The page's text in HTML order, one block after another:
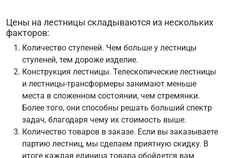
Цены на лестницы складываются из нескольких
факторов:
Количество ступеней. Чем больше у лестницы
ступеней, тем дороже изделие.
Конструкция лестницы. Телескопические лестницы
и лестницы-трансформеры занимают меньше
места в сложенном состоянии, чем стремянки.
Более того, они способны решать больший спектр
задач, благодаря чему их стоимость выше.
Количество товаров в заказе. Если вы заказываете
партию лестниц, мы сделаем приятную скидку. В
итоге каждая единица товара обойдется вам